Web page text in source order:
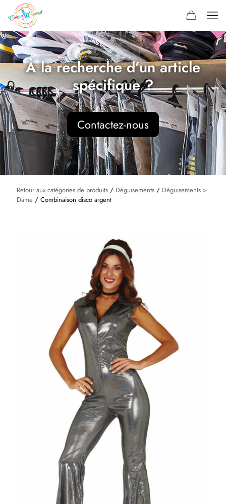
À la recherche d’un article
spécifique ?
Contactez-nous
Retour aux catégories de produits / Déguisements / Déguisements >
Dame / Combinaison disco argent